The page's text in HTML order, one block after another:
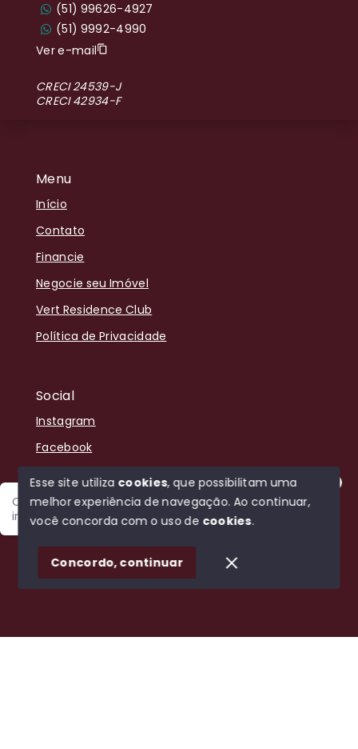
Olá! Sou Jefersson, estou disponível para encontrar o
imóvel ideal para você.
Menu
Início
Contato
Financie
Negocie seu Imóvel
Vert Residence Club
Política de Privacidade
Social
Instagram
Facebook
(51) 99626-4927
(51) 9992-4990
Ver e-mail
CRECI 24539-J
CRECI 42934-F
Esse site utiliza cookies, que possibilitam uma
melhor experiência de navegação.Ao continuar,
você concorda com o uso de cookies.
Concordo, continuar